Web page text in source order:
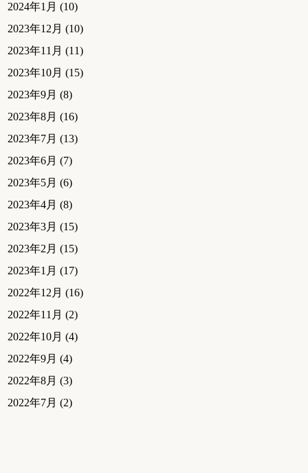
2024年1月 (10)
2023年12月 (10)
2023年11月 (11)
2023年10月 (15)
2023年9月 (8)
2023年8月 (16)
2023年7月 (13)
2023年6月 (7)
2023年5月 (6)
2023年4月 (8)
2023年3月 (15)
2023年2月 (15)
2023年1月 (17)
2022年12月 (16)
2022年11月 (2)
2022年10月 (4)
2022年9月 (4)
2022年8月 (3)
2022年7月 (2)